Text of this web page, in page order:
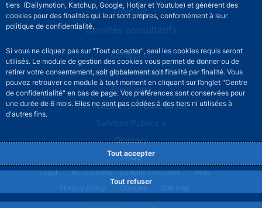
tiers (Dailymotion, Katchup, Google, Hotjar et Youtube) et génèrent des
cookies pour des finalités qui leur sont propres, conformément à leur
politique de confidentialité.
Si vous ne cliquez pas sur "Tout accepter", seul les cookies requis seront
utilisés. Le module de gestion des cookies vous permet de donner ou de
retirer votre consentement, soit globalement soit finalité par finalité. Vous
pouvez retrouver ce module à tout moment en cliquant sur l’onglet "Centre
de confidentialité" en bas de page. Vos préférences sont conservées pour
une durée de 6 mois. Elles ne sont pas cédées à des tiers ni utilisées à
d'autres fins.
Tout accepter
Tout refuser
Join us
Comités consultatifs
Footer secondary menuContact us
Sourds et malentendants
Press area
The Procurement Directorate
Services Publics +
Glossary
FAQs
Footer legal notice menu
Legal Accessibility - partially compliant
Help
Privacy policy
Cookies Site map